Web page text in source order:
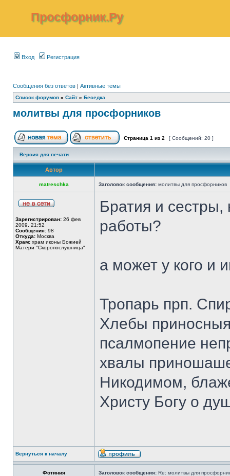
Просфорник.Ру
Вход Регистрация
Сообщения без ответов | Активные темы
Список форумов » Сайт » Беседка
молитвы для просфорников
Страница 1 из 2 [ Сообщений: 20 ]
Версия для печати
Автор
matreschka Заголовок сообщения: молитвы для просфорников
Зарегистрирован: 26 фев
2009, 21:52
Сообщения: 98
Откуда: Москва
Храм: храм иконы Божией
Матери "Скоропослушница"
Братия и сестры,
работы?
а может у кого и
Тропарь прп.
Хлебы
псалмопение
хвалы
Никодимом,
Христу Богу о
Вернуться к началу
Фотиния Заголовок сообщения: Re: молитвы для